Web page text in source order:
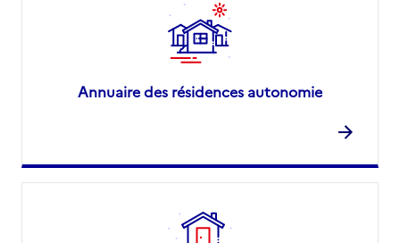
Annuaire des résidences autonomie